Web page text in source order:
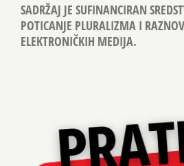
SADRŽAJ JE SUFINANCIRAN
POTICANJE PLURALIZMA I
ELEKTRONIČKIH MEDIJA.